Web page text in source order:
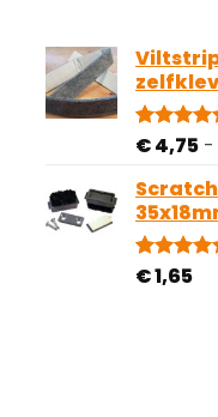
gebaseerd
op
81
€4,75 -
2
€1,65